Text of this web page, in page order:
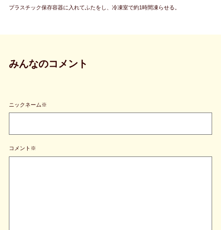
プラスチック保存容器に入れてふたをし、冷凍室で約1時間凍らせる。
みんなのコメント
ニックネーム※
コメント※